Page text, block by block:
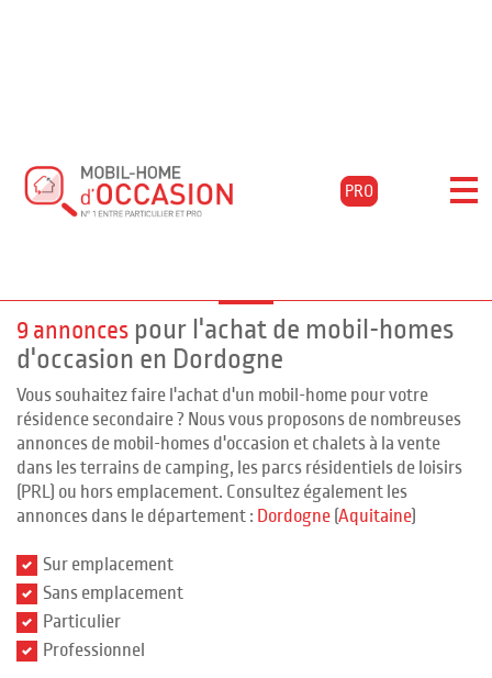
PRO
Filtrer les résultats
9 annonces pour l'achat de mobil-homes
d'occasion en Dordogne
Vous souhaitez faire l'achat d'un mobil-home pour votre
résidence secondaire ? Nous vous proposons de nombreuses
annonces de mobil-homes d'occasion et chalets à la vente
dans les terrains de camping, les parcs résidentiels de loisirs
(PRL) ou hors emplacement. Consultez également les
annonces dans le département : Dordogne (Aquitaine)
Sur emplacement
Sans emplacement
Particulier
Professionnel